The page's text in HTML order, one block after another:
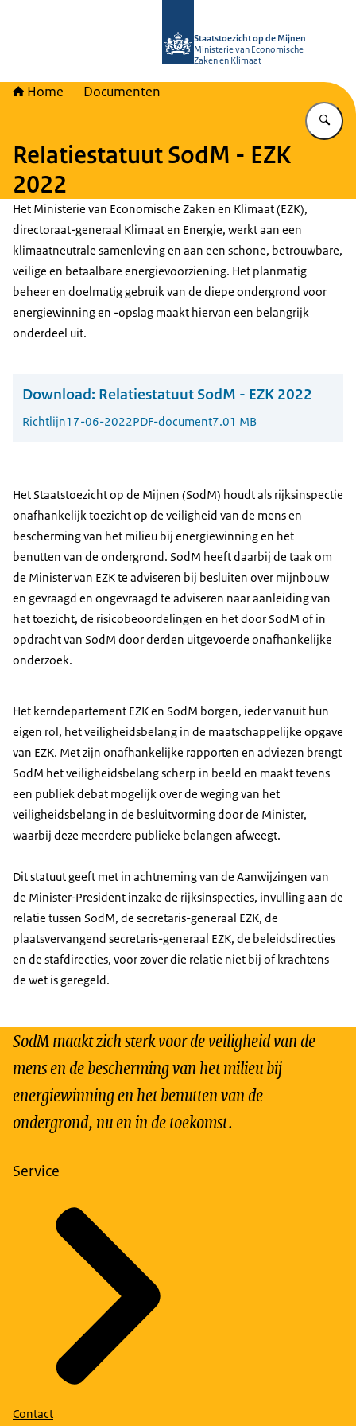
Staatstoezicht op de Mijnen
Ministerie van Economische
Zaken en Klimaat
Home Documenten
Relatiestatuut SodM - EZK
2022
Het Ministerie van Economische Zaken en Klimaat (EZK),
directoraat-generaal Klimaat en Energie, werkt aan een
klimaatneutrale samenleving en aan een schone, betrouwbare,
veilige en betaalbare energievoorziening. Het planmatig
beheer en doelmatig gebruik van de diepe ondergrond voor
energiewinning en -opslag maakt hiervan een belangrijk
onderdeel uit.
Download: Relatiestatuut SodM - EZK 2022
Richtlijn17-06-2022PDF-document7.01 MB
Het Staatstoezicht op de Mijnen (SodM) houdt als rijksinspectie
onafhankelijk toezicht op de veiligheid van de mens en
bescherming van het milieu bij energiewinning en het
benutten van de ondergrond. SodM heeft daarbij de taak om
de Minister van EZK te adviseren bij besluiten over mijnbouw
en gevraagd en ongevraagd te adviseren naar aanleiding van
het toezicht, de risicobeoordelingen en het door SodM of in
opdracht van SodM door derden uitgevoerde onafhankelijke
onderzoek.
Het kerndepartement EZK en SodM borgen, ieder vanuit hun
eigen rol, het veiligheidsbelang in de maatschappelijke opgave
van EZK. Met zijn onafhankelijke rapporten en adviezen brengt
SodM het veiligheidsbelang scherp in beeld en maakt tevens
een publiek debat mogelijk over de weging van het
veiligheidsbelang in de besluitvorming door de Minister,
waarbij deze meerdere publieke belangen afweegt.
Dit statuut geeft met in achtneming van de Aanwijzingen van
de Minister-President inzake de rijksinspecties, invulling aan de
relatie tussen SodM, de secretaris-generaal EZK, de
plaatsvervangend secretaris-generaal EZK, de beleidsdirecties
en de stafdirecties, voor zover die relatie niet bij of krachtens
de wet is geregeld.
SodM maakt zich sterk voor de veiligheid van de
mens en de bescherming van het milieu bij
energiewinning en het benutten van de
ondergrond, nu en in de toekomst.
Service
Contact